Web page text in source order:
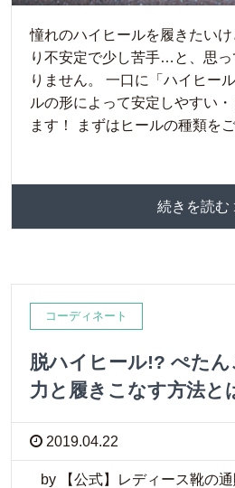
憧れのハイヒールを履きたい
り不安定で少し苦手…と、思
りません。 一口に「ハイヒー
ルの形によって安定しやすい
ます！ まずはヒールの種類を
続きを読
コーディネート
脱ハイヒール!? ぺた
力と履きこなす方法と
2019.04.22
by 【公式】レディース靴の